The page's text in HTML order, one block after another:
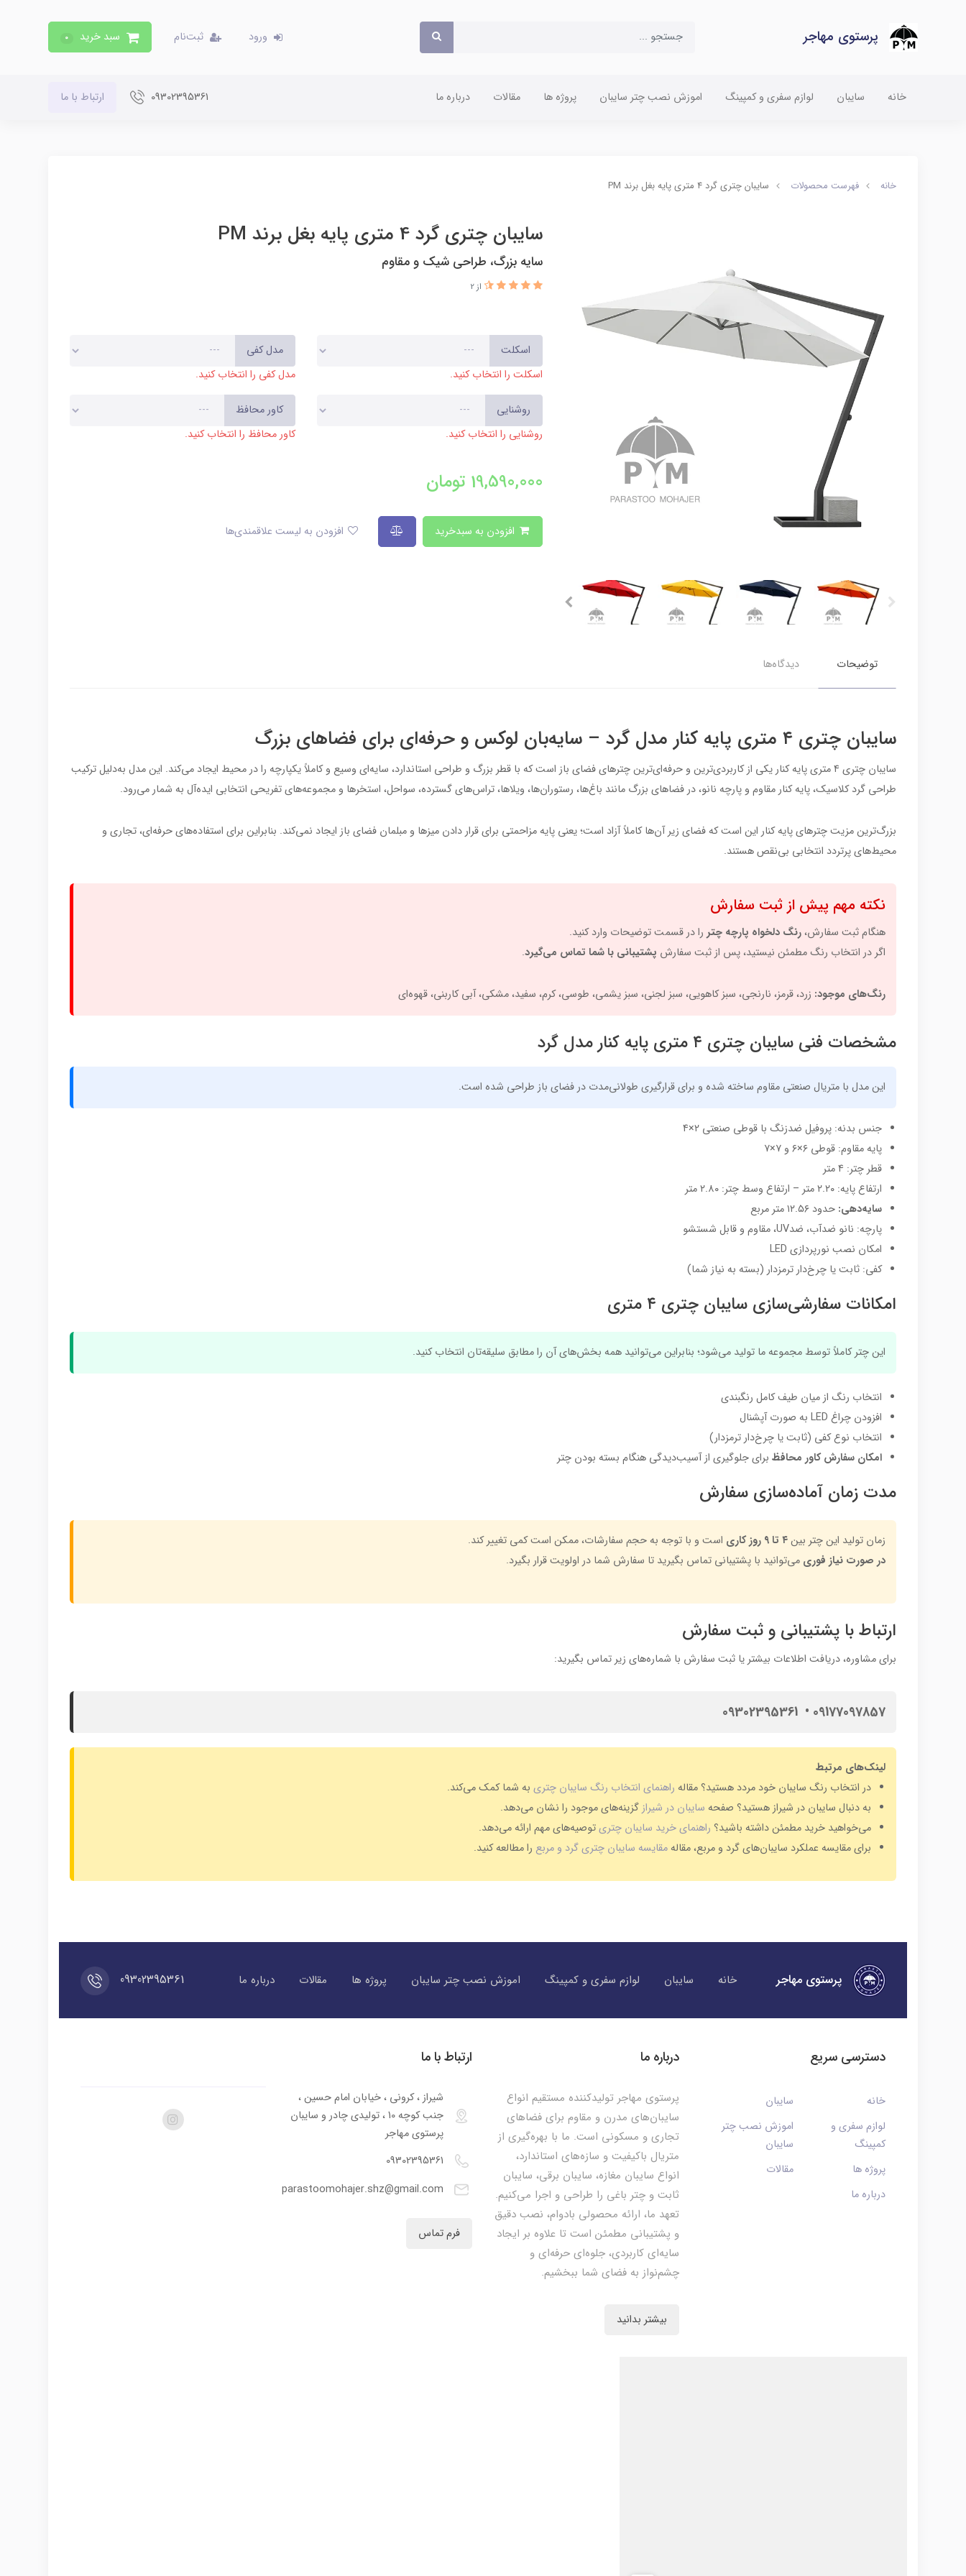
پرستوی مهاجر ورود ثبت‌نام سبد خرید 0
خانه سایبان لوازم سفری و کمپینگ اموزش نصب چتر سایبان پروژه ها مقالات درباره ما 09302395361 ارتباط با ما
خانه فهرست محصولات سایبان چتری گرد 4 متری پایه بغل برند PM
سایبان چتری گرد 4 متری پایه بغل برند PM
سایه بزرگ، طراحی شیک و مقاوم
از 2
اسکلت
اسکلت را انتخاب کنید.
مدل کفی
مدل کفی را انتخاب کنید.
روشنایی
روشنایی را انتخاب کنید.
کاور محافظ
کاور محافظ را انتخاب کنید.
19,590,000 تومان
توضیحات دیدگاه‌ها
سایبان چتری ۴ متری پایه کنار مدل گرد – سایه‌بان لوکس و حرفه‌ای برای فضاهای بزرگ
سایبان چتری ۴ متری پایه کنار یکی از کاربردی‌ترین و حرفه‌ای‌ترین چترهای فضای باز است که با قطر بزرگ و طراحی استاندارد، سایه‌ای وسیع و کاملاً یکپارچه را در محیط ایجاد می‌کند. این مدل به‌دلیل ترکیب
طراحی گرد کلاسیک، پایه کنار مقاوم و پارچه نانو، در فضاهای بزرگ مانند باغ‌ها، رستوران‌ها، ویلاها، تراس‌های گسترده، سواحل، استخرها و مجموعه‌های تفریحی انتخابی ایده‌آل به شمار می‌رود.
بزرگ‌ترین مزیت چترهای پایه کنار این است که فضای زیر آن‌ها کاملاً آزاد است؛ یعنی پایه مزاحمتی برای قرار دادن میزها و مبلمان فضای باز ایجاد نمی‌کند. بنابراین برای استفاده‌های حرفه‌ای، تجاری و
محیط‌های پرتردد انتخابی بی‌نقص هستند.
نکته مهم پیش از ثبت سفارش
هنگام ثبت سفارش،رنگ دلخواه پارچه چتر را در قسمت توضیحات وارد کنید.
اگر در انتخاب رنگ مطمئن نیستید، پس از ثبت سفارش پشتیبانی با شما تماس می‌گیرد.
رنگ‌های موجود: زرد، قرمز، نارنجی، سبز کاهویی، سبز لجنی، سبز یشمی، طوسی، کرم، سفید، مشکی، آبی کاربنی، قهوه‌ای
مشخصات فنی سایبان چتری ۴ متری پایه کنار مدل گرد
این مدل با متریال صنعتی مقاوم ساخته شده و برای قرارگیری طولانی‌مدت در فضای باز طراحی شده است.
جنس بدنه: پروفیل ضدزنگ با قوطی صنعتی ۲×۴
پایه مقاوم: قوطی ۶×۶ و ۷×۷
قطر چتر: ۴ متر
ارتفاع پایه: ۲.۲۰ متر – ارتفاع وسط چتر: ۲.۸۰ متر
سایه‌دهی: حدود ۱۲.۵۶ متر مربع
پارچه: نانو ضدآب، ضدUV، مقاوم و قابل شستشو
امکان نصب نورپردازی LED
کفی: ثابت یا چرخ‌دار ترمزدار (بسته به نیاز شما)
امکانات سفارشی‌سازی سایبان چتری ۴ متری
این چتر کاملاً توسط مجموعه ما تولید می‌شود؛ بنابراین می‌توانید همه بخش‌های آن را مطابق سلیقه‌تان انتخاب کنید.
انتخاب رنگ از میان طیف کامل رنگبندی
افزودن چراغ LED به صورت آپشنال
انتخاب نوع کفی (ثابت یا چرخ‌دار ترمزدار)
امکان سفارش کاور محافظ برای جلوگیری از آسیب‌دیدگی هنگام بسته بودن چتر
مدت زمان آماده‌سازی سفارش
زمان تولید این چتر بین۴ تا ۹ روز کاری
است و با توجه به حجم سفارشات، ممکن است کمی تغییر کند.
در صورت نیاز فوری می‌توانید با پشتیبانی تماس بگیرید تا سفارش شما در اولویت قرار بگیرد.
ارتباط با پشتیبانی و ثبت سفارش
برای مشاوره، دریافت اطلاعات بیشتر یا ثبت سفارش با شماره‌های زیر تماس بگیرید:
09177097857 • 09302395361
لینک‌های مرتبط
در انتخاب رنگ سایبان خود مردد هستید؟ مقاله راهنمای انتخاب رنگ سایبان چتری به شما کمک می‌کند.
به دنبال سایبان در شیراز هستید؟ صفحه سایبان در شیرازگزینه‌های موجود را نشان می‌دهد.
می‌خواهید خرید مطمئن داشته باشید؟ راهنمای خرید سایبان چتریتوصیه‌های مهم ارائه می‌دهد.
برای مقایسه عملکرد سایبان‌های گرد و مربع، مقاله مقایسه سایبان چتری گرد و مربع را مطالعه کنید.
پرستوی مهاجر خانه سایبان لوازم سفری و کمپینگ اموزش نصب چتر سایبان پروژه ها مقالات درباره ما 09302395361
دسترسی سریع
خانه
سایبان
لوازم سفری و
کمپینگ
اموزش نصب چتر
سایبان
پروژه ها
مقالات
درباره ما
درباره ما
پرستوی مهاجر تولیدکننده مستقیم انواع
سایبان‌های مدرن و مقاوم برای فضاهای
تجاری و مسکونی است. ما با بهره‌گیری از
متریال باکیفیت و سازه‌های استاندارد،
انواع سایبان مغازه، سایبان برقی، سایبان
ثابت و چتر باغی را طراحی و اجرا می‌کنیم.
تعهد ما، ارائه محصولی بادوام، نصب دقیق
و پشتیبانی مطمئن است تا علاوه بر ایجاد
سایه‌ای کاربردی، جلوه‌ای حرفه‌ای و
چشم‌نواز به فضای شما ببخشیم.
بیشتر بدانید
ارتباط با ما
شیراز ، کرونی ، خیابان امام حسین ،
جنب کوچه 10 ، تولیدی چادر و سایبان
پرستوی مهاجر
09302395361
parastoomohajer.shz@gmail.com
فرم تماس